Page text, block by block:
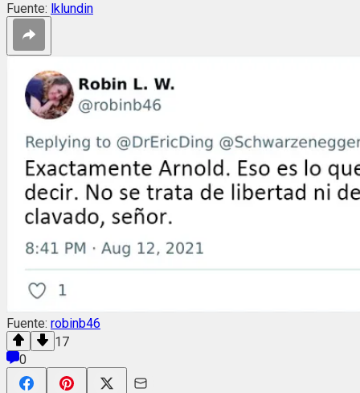
Fuente: lklundin
Fuente: robinb46
17
0